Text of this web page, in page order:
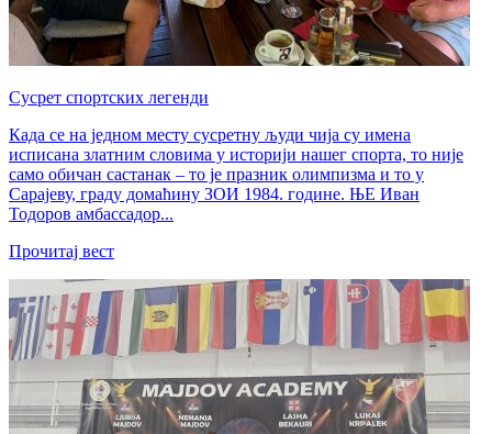
Сусрет спортских легенди
Када се на једном месту сусретну људи чија су имена
исписана златним словима у историји нашег спорта, то није
само обичан састанак – то је празник олимпизма и то у
Сарајеву, граду домаћину ЗОИ 1984. године. ЊЕ Иван
Тодоров амбассадор...
Прочитај вест